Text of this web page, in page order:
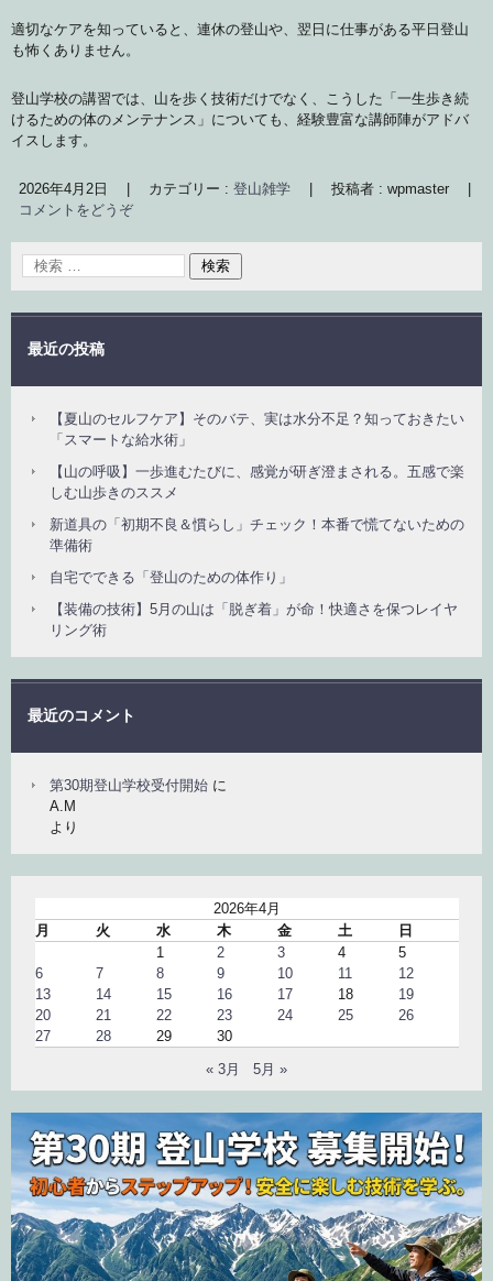
適切なケアを知っていると、連休の登山や、翌日に仕事がある平日登山
も怖くありません。
登山学校の講習では、山を歩く技術だけでなく、こうした「一生歩き続
けるための体のメンテナンス」についても、経験豊富な講師陣がアドバ
イスします。
2026年4月2日 | カテゴリー : 登山雑学 | 投稿者 : wpmaster
|
コメントをどうぞ
最近の投稿
【夏山のセルフケア】そのバテ、実は水分不足？知っておきたい
「スマートな給水術」
【山の呼吸】一歩進むたびに、感覚が研ぎ澄まされる。五感で楽
しむ山歩きのススメ
新道具の「初期不良＆慣らし」チェック！本番で慌てないための
準備術
自宅でできる「登山のための体作り」
【装備の技術】5月の山は「脱ぎ着」が命！快適さを保つレイヤ
リング術
最近のコメント
第30期登山学校受付開始 に
A.M
より
2026年4月
月
火 水 木 金 土
日
1
2 3 4
5
6
7 8 9 10 11
12
13
14 15 16 17 18
19
20
21 22 23 24 25
26
27
28 29
30
« 3月
5月 »